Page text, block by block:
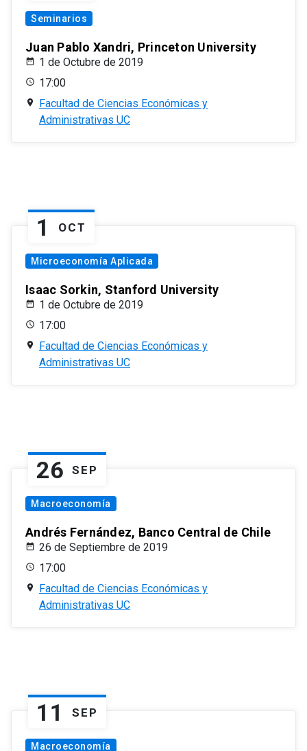
Seminarios
Juan Pablo Xandri, Princeton University
1 de Octubre de 2019
17:00
Facultad de Ciencias Económicas y
Administrativas UC
1 OCT
Microeconomía Aplicada
Isaac Sorkin, Stanford University
1 de Octubre de 2019
17:00
Facultad de Ciencias Económicas y
Administrativas UC
26 SEP
Macroeconomía
Andrés Fernández, Banco Central de Chile
26 de Septiembre de 2019
17:00
Facultad de Ciencias Económicas y
Administrativas UC
11 SEP
Macroeconomía